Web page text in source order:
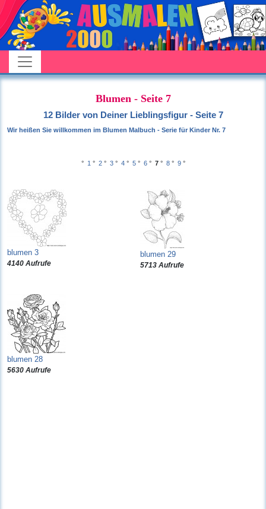
Blumen - Seite 7
12 Bilder von Deiner Lieblingsfigur - Seite 7
Wir heißen Sie willkommen im Blumen Malbuch - Serie für Kinder Nr. 7
° 1 ° 2° 3° 4° 5° 6° 7 ° 8° 9°
blumen 3
4140 Aufrufe
blumen 29
5713 Aufrufe
blumen 28
5630 Aufrufe